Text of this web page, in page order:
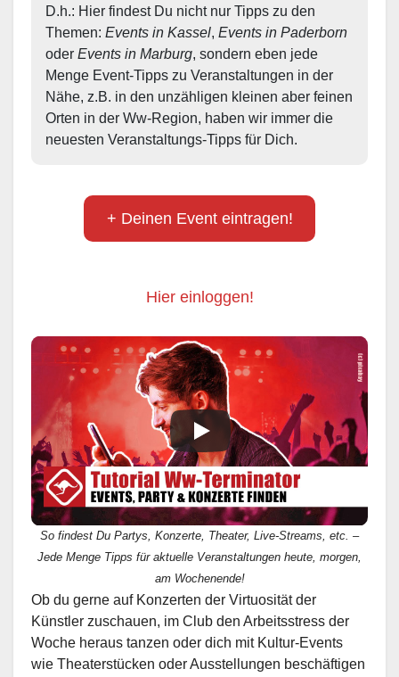
D.h.: Hier findest Du nicht nur Tipps zu den
Themen: Events in Kassel, Events in Paderborn
oder Events in Marburg, sondern eben jede
Menge Event-Tipps zu Veranstaltungen in der
Nähe, z.B. in den unzähligen kleinen aber feinen
Orten in der Ww-Region, haben wir immer die
neuesten Veranstaltungs-Tipps für Dich.
+ Deinen Event eintragen!
Hier einloggen!
So findest Du Partys, Konzerte, Theater, Live-Streams, etc. –
Jede Menge Tipps für aktuelle Veranstaltungen heute, morgen,
am Wochenende!
Ob du gerne auf Konzerten der Virtuosität der
Künstler zuschauen, im Club den Arbeitsstress der
Woche heraus tanzen oder dich mit Kultur-Events
wie Theaterstücken oder Ausstellungen beschäftigen